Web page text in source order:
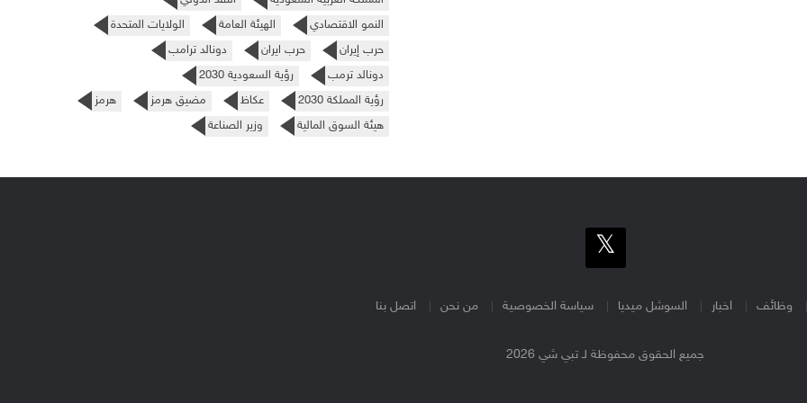
النمو الاقتصادي
الهيئة العامة
الولايات المتحدة
حرب إيران
حرب ايران
دونالد ترامب
دونالد ترمب
رؤية السعودية 2030
رؤية المملكة 2030
عكاظ مضيق هرمز
هرمز
هيئة السوق المالية
وزير الصناعة
وظائف اخبار السوشل ميديا سياسة الخصوصية من نحن اتصل بنا
جميع الحقوق محفوظة لـ تبي شي 2026